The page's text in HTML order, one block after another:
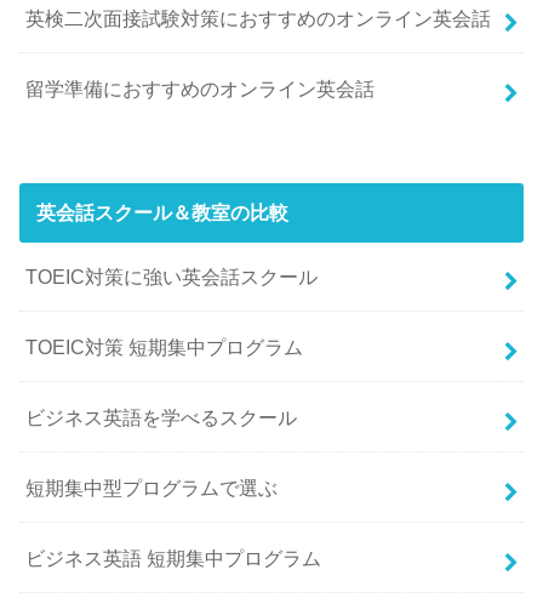
英検二次面接試験対策におすすめのオンライン英会話
留学準備におすすめのオンライン英会話
英会話スクール＆教室の比較
TOEIC対策に強い英会話スクール
TOEIC対策 短期集中プログラム
ビジネス英語を学べるスクール
短期集中型プログラムで選ぶ
ビジネス英語 短期集中プログラム